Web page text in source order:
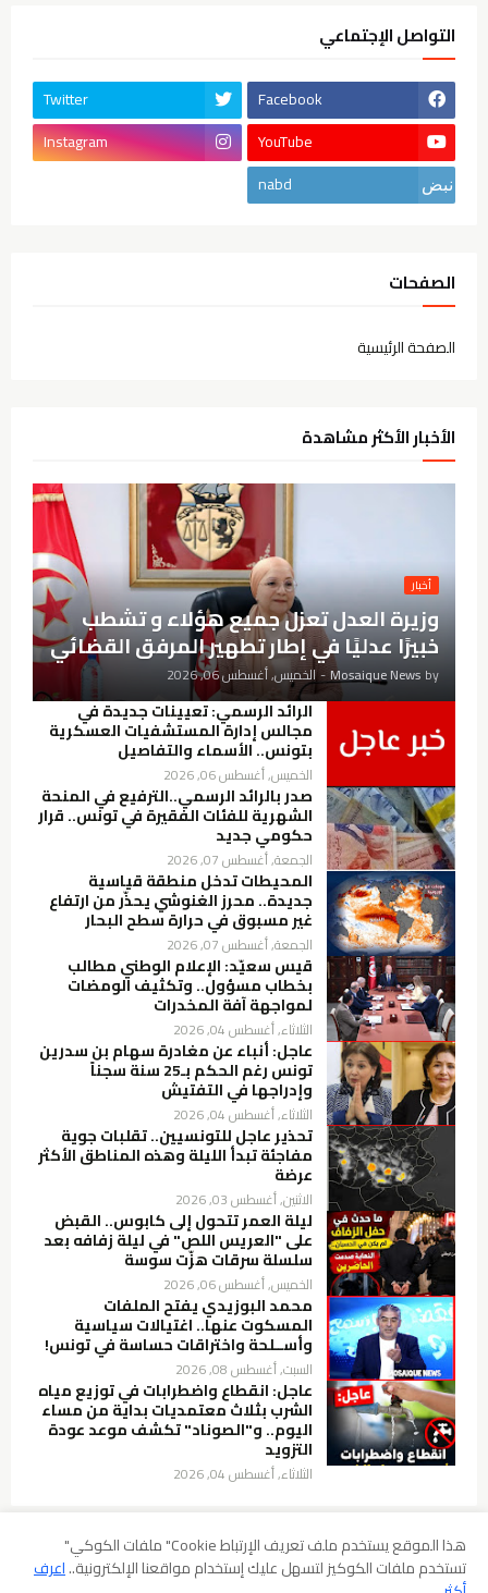
التواصل الإجتماعي
Facebook
Twitter
YouTube
Instagram
nabd
الصفحات
الصفحة الرئيسية
الأخبار الأكثر مشاهدة
أخبار
وزيرة العدل تعزل جميع هؤلاء و تشطب
خبيرًا عدليًا في إطار تطهير المرفق القضائي
by
Mosaique News
- الخميس, أغسطس 06, 2026
الرائد الرسمي: تعيينات جديدة في
مجالس إدارة المستشفيات العسكرية
بتونس.. الأسماء والتفاصيل
الخميس, أغسطس 06, 2026
صدر بالرائد الرسمي..الترفيع في المنحة
الشهرية للفئات الفقيرة في تونس.. قرار
حكومي جديد
الجمعة, أغسطس 07, 2026
المحيطات تدخل منطقة قياسية
جديدة.. محرز الغنوشي يحذّر من ارتفاع
غير مسبوق في حرارة سطح البحار
الجمعة, أغسطس 07, 2026
قيس سعيّد: الإعلام الوطني مطالب
بخطاب مسؤول.. وتكثيف الومضات
لمواجهة آفة المخدرات
الثلاثاء, أغسطس 04, 2026
عاجل: أنباء عن مغادرة سهام بن سدرين
تونس رغم الحكم بـ25 سنة سجناً
وإدراجها في التفتيش
الثلاثاء, أغسطس 04, 2026
تحذير عاجل للتونسيين.. تقلبات جوية
مفاجئة تبدأ الليلة وهذه المناطق الأكثر
عرضة
الاثنين, أغسطس 03, 2026
ليلة العمر تتحول إلى كابوس.. القبض
على "العريس اللص" في ليلة زفافه بعد
سلسلة سرقات هزّت سوسة
الخميس, أغسطس 06, 2026
محمد البوزيدي يفتح الملفات
المسكوت عنها.. اغتيالات سياسية
وأســلحة واختراقات حساسة في تونس!
السبت, أغسطس 08, 2026
عاجل: انقطاع واضطرابات في توزيع مياه
الشرب بثلاث معتمديات بداية من مساء
اليوم.. و"الصوناد" تكشف موعد عودة
التزويد
الثلاثاء, أغسطس 04, 2026
سياسة الخصوصية شروط الإستخدام
إخلاء المسؤولية
هذا الموقع يستخدم ملف تعريف الإرتباط Cookie" ملفات الكوكي"
تستخدم ملفات الكوكيز لتسهل عليك إستخدام مواقعنا الإلكترونية..اعرف